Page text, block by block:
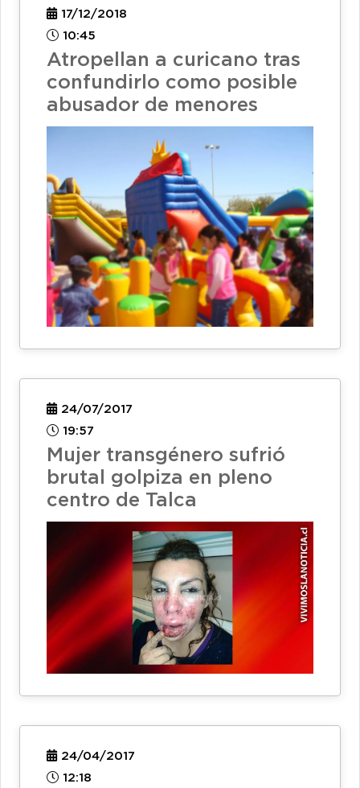
17/12/2018
10:45
Atropellan a curicano tras
confundirlo como posible
abusador de menores
24/07/2017
19:57
Mujer transgénero sufrió
brutal golpiza en pleno
centro de Talca
24/04/2017
12:18